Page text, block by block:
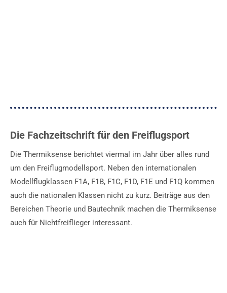
Die Fachzeitschrift für den Freiflugsport
Die Thermiksense berichtet viermal im Jahr über alles rund
um den Freiflugmodellsport. Neben den internationalen
Modellflugklassen F1A, F1B, F1C, F1D, F1E und F1Q kommen
auch die nationalen Klassen nicht zu kurz. Beiträge aus den
Bereichen Theorie und Bautechnik machen die Thermiksense
auch für Nichtfreiflieger interessant.